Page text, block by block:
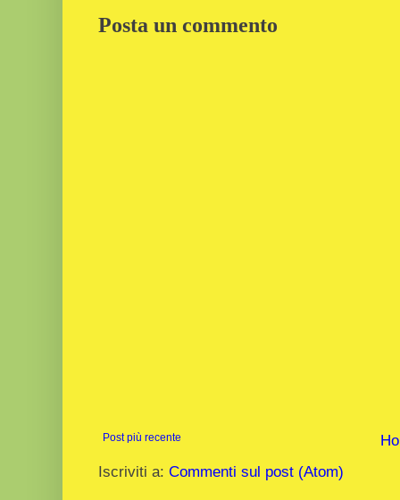
Posta un commento
Post più recente
Iscriviti a: Commenti sul post (Atom)